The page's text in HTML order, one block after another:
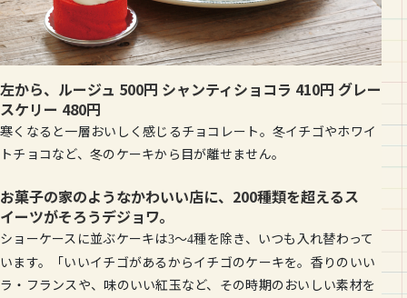
左から、ルージュ 500円 シャンティショコラ 410円 グレー
スケリー 480円
寒くなると一層おいしく感じるチョコレート。冬イチゴやホワイ
トチョコなど、冬のケーキから目が離せません。
お菓子の家のようなかわいい店に、200種類を超えるス
イーツがそろうデジョワ。
ショーケースに並ぶケーキは3～4種を除き、いつも入れ替わって
います。「いいイチゴがあるからイチゴのケーキを。香りのいい
ラ・フランスや、味のいい紅玉など、その時期のおいしい素材を